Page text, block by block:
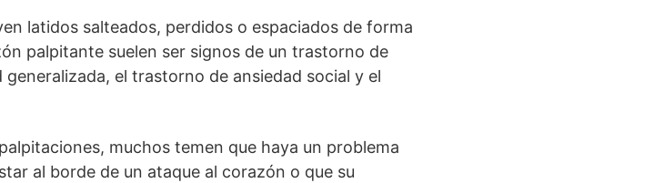
latidos salteados, perdidos o espaciados de forma
palpitante suelen ser signos de un trastorno de
el trastorno de ansiedad social y el
muchos temen que haya un problema
al borde de un ataque al corazón o que su